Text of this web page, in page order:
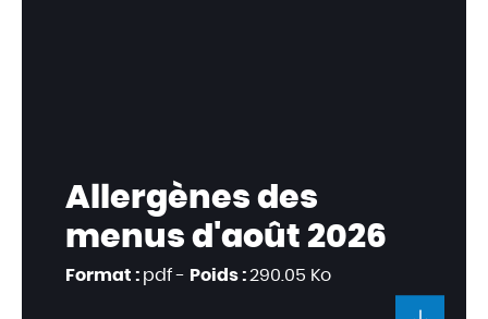
Allergènes des
menus d'août 2026
Format :pdf - Poids :290.05 Ko